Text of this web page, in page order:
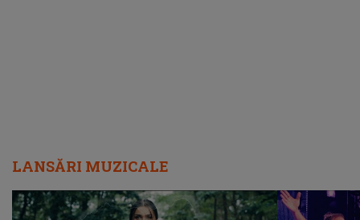
LANSĂRI MUZICALE